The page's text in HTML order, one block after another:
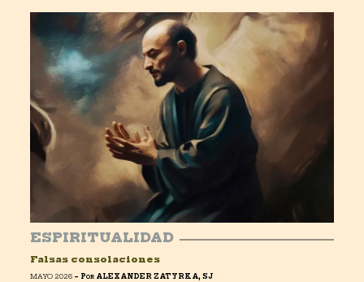
ESPIRITUALIDAD
Falsas consolaciones
MAYO 2026 – PORALEXANDER ZATYRKA, SJ